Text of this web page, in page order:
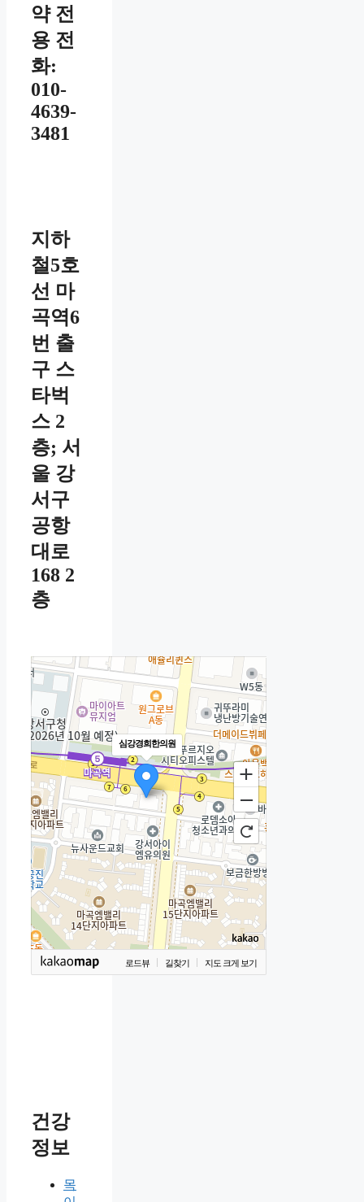
약 전
용 전
화:
010-
4639-
3481
지하
철5호
선 마
곡역6
번 출
구 스
타벅
스 2
층; 서
울 강
서구
공항
대로
168 2
층
심강경희한의원
로드뷰 길찾기 지도 크게 보기
건강
정보
목